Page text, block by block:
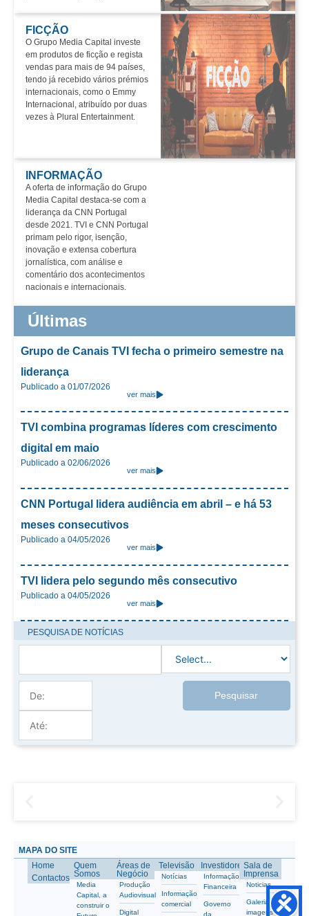
FICÇÃO
O Grupo Media Capital investe
em produtos de ficção e regista
vendas para mais de 94 países,
tendo já recebido vários prémios
internacionais, como o Emmy
Internacional, atribuído por duas
vezes à Plural Entertainment.
INFORMAÇÃO
A oferta de informação do Grupo
Media Capital destaca-se com a
liderança da CNN Portugal
desde 2021. TVI e CNN Portugal
primam pelo rigor, isenção,
inovação e extensa cobertura
jornalística, com análise e
comentário dos acontecimentos
nacionais e internacionais.
Últimas
Grupo de Canais TVI fecha o primeiro semestre na
liderança
Publicado a 01/07/2026
ver mais
TVI combina programas líderes com crescimento
digital em maio
Publicado a 02/06/2026
ver mais
CNN Portugal lidera audiência em abril – e há 53
meses consecutivos
Publicado a 04/05/2026
ver mais
TVI lidera pelo segundo mês consecutivo
Publicado a 04/05/2026
ver mais
PESQUISA DE NOTÍCIAS
Pesquisar
MAPA DO SITE
Home
Contactos
Quem
Somos
Media
Capital, a
construir o
Áreas de
Negócio
Produção
Audiovisual
Digital
Televisão
Notícias
Informação
comercial
Investidores
Informação
Financeira
Governo
Sala de
Imprensa
Noticias
Galeria de
imagens